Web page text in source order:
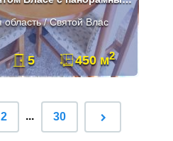
область / Святой Влас
5 450 м2
2 ... 30